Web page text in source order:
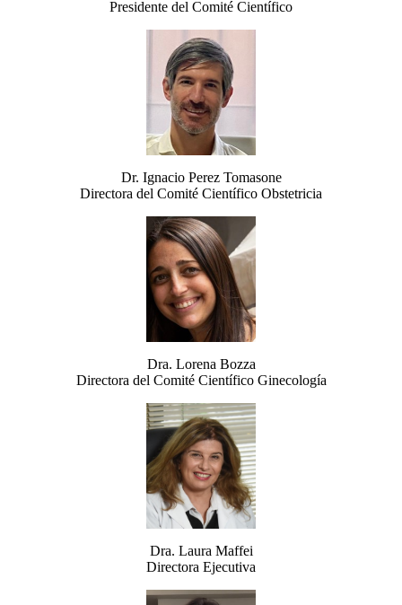
Presidente del Comité Científico
Dr. Ignacio Perez Tomasone
Directora del Comité Científico Obstetricia
Dra. Lorena Bozza
Directora del Comité Científico Ginecología
Dra. Laura Maffei
Directora Ejecutiva